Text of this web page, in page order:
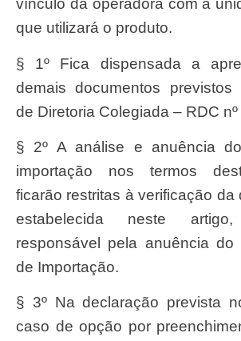
vínculo da operadora com a
que utilizará o produto.
§ 1º Fica dispensada a
demais documentos previstos
de Diretoria Colegiada – RDC
§ 2º A análise e anuência
importação nos termos
ficarão restritas à verificação da
estabelecida neste
responsável pela anuência do
de Importação.
§ 3º Na declaração prevista
caso de opção por